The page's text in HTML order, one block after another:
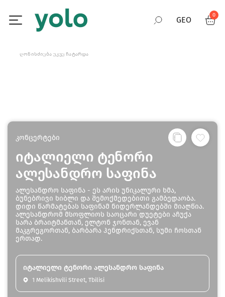
GEO
0
ᲦᲝᲜᲘᲡᲫᲘᲔᲑᲐ ᲣᲙᲕᲔ ᲩᲐᲢᲐᲠᲓᲐ
კონცერტები
იტალიელი ტენორი
ალესანდრო საფინა
ალესანდრო საფინა - ეს არის უნიკალური ხმა,
ბუნებრივი ხიბლი და შემოქმედებითი გამბედაობა.
დიდი წარმატებას საფინამ ნიდერლანდებში მიაღწია.
ალესანდრომ მსოფლიოს საოცარი დუეტები აჩუქა
სარა ბრაიტმანთან, ელტონ ჯონთან, ევან
მაკგრეგორთან, ბარბარა ჰენდრიქსთან, სუმი ჩოსთან
ერთად.
იტალიელი ტენორი ალესანდრო საფინა
1 Melikishvili Street, Tbilisi